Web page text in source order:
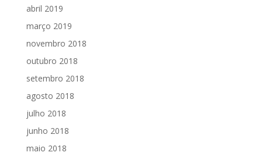
abril 2019
março 2019
novembro 2018
outubro 2018
setembro 2018
agosto 2018
julho 2018
junho 2018
maio 2018